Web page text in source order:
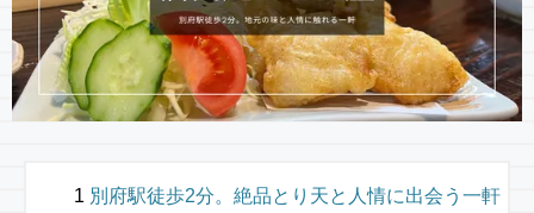
別府駅徒歩2分。絶品とり天と人情に出会う一軒